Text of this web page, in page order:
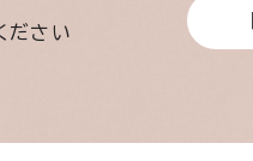
ださい